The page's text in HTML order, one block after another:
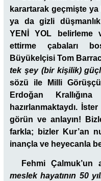
karartarak geçmişte ya
ya da gizli
YENİ YOL belirleme
ettirme çabaları
Büyükelçisi Tom
tek şey (bir kişilik)
sözü ile Milli
Erdoğan
hazırlanmaktaydı.
görün ve anlayın!
farkla; bizler Kur’an
inançla ve heyecanla
Fehmi Çalmuk’un
meslek hayatının 50